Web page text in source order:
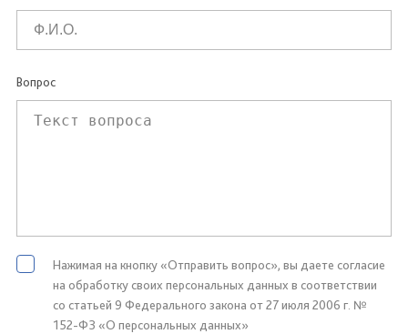
Вопрос
Нажимая на кнопку «Отправить вопрос», вы даете согласие
на обработку своих персональных данных в соответствии
со статьей 9 Федерального закона от 27 июля 2006 г. №
152-ФЗ «О персональных данных»